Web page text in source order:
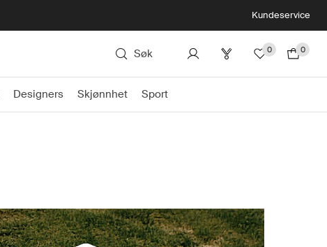
Kundeservice
Søk 0 0
Designers Skjønnhet Sport